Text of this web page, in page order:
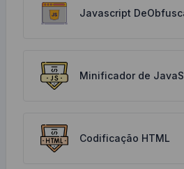
Javascript
Minificador de
Codificação HTML